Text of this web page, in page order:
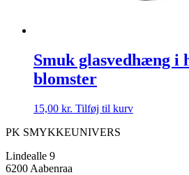
Smuk glasvedhæng i
blomster
15,00 kr. Tilføj til kurv
PK SMYKKEUNIVERS
Lindealle 9
6200 Aabenraa